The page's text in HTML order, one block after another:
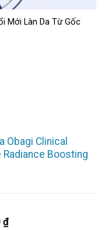
Mới Làn Da Từ Gốc
Obagi Clinical
Boosting
₫Khoảng